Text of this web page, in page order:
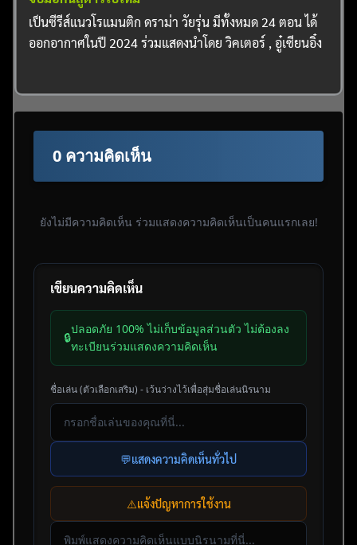
เป็นซีรีส์แนวโรแมนติก ดราม่า วัยรุ่น มีทั้งหมด 24 ตอน ได้
ออกอากาศในปี 2024 ร่วมแสดงนำโดย วิคเตอร์ , อู๋เซียนอิ๋ง
0 ความคิดเห็น
ยังไม่มีความคิดเห็น ร่วมแสดงความคิดเห็นเป็นคนแรกเลย!
เขียนความคิดเห็น
🔒
ปลอดภัย 100% ไม่เก็บข้อมูลส่วนตัว ไม่ต้องลง
ทะเบียนร่วมแสดงความคิดเห็น
ชื่อเล่น (ตัวเลือกเสริม) - เว้นว่างไว้เพื่อสุ่มชื่อเล่นนิรนาม
💬แสดงความคิดเห็นทั่วไป
⚠️แจ้งปัญหาการใช้งาน